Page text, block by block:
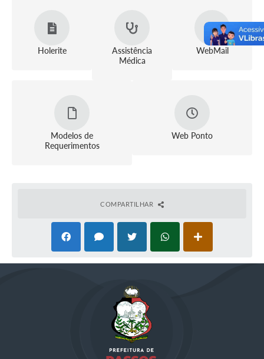
Holerite
Assistência
Médica
WebMail
Modelos de
Requerimentos
Web Ponto
COMPARTILHAR